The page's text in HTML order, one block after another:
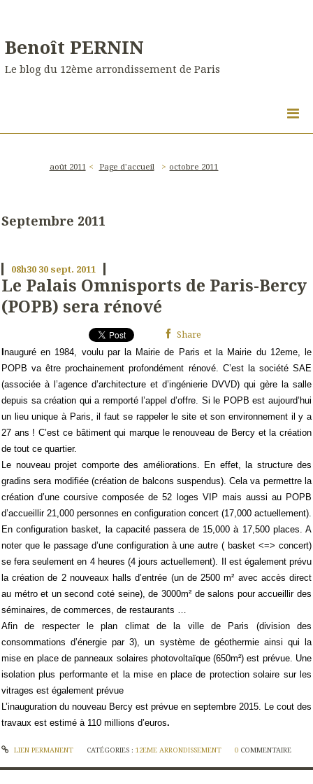
Benoît PERNIN
Le blog du 12ème arrondissement de Paris
août 2011 Page d'accueil octobre 2011
Septembre 2011
08h30 30 sept. 2011
Le Palais Omnisports de Paris-Bercy
(POPB) sera rénové
Share
nauguré en 1984, voulu par la Mairie de Paris et la Mairie du 12eme, le
POPB va être prochainement profondément rénové. C’est la société SAE
(associée à l’agence d’architecture et d’ingénierie DVVD) qui gère la salle
depuis sa création qui a remporté l’appel d’offre. Si le POPB est aujourd’hui
un lieu unique à Paris, il faut se rappeler le site et son environnement il y a
27 ans ! C’est ce bâtiment qui marque le renouveau de Bercy et la création
de tout ce quartier.
Le nouveau projet comporte des améliorations. En effet, la structure des
gradins sera modifiée (création de balcons suspendus). Cela va permettre la
création d’une coursive composée de 52 loges VIP mais aussi au POPB
d’accueillir 21,000 personnes en configuration concert (17,000 actuellement).
En configuration basket, la capacité passera de 15,000 à 17,500 places. A
noter que le passage d’une configuration à une autre ( basket <=> concert)
se fera seulement en 4 heures (4 jours actuellement). Il est également prévu
la création de 2 nouveaux halls d’entrée (un de 2500 m² avec accès direct
au métro et un second coté seine), de 3000m² de salons pour accueillir des
séminaires, de commerces, de restaurants …
Afin de respecter le plan climat de la ville de Paris (division des
consommations d’énergie par 3), un système de géothermie ainsi qui la
mise en place de panneaux solaires photovoltaïque (650m²) est prévue. Une
isolation plus performante et la mise en place de protection solaire sur les
vitrages est également prévue
L’inauguration du nouveau Bercy est prévue en septembre 2015. Le cout des
travaux est estimé à 110 millions d’euros.
LIEN PERMANENT CATÉGORIES : 12EME ARRONDISSEMENT 0 COMMENTAIRE